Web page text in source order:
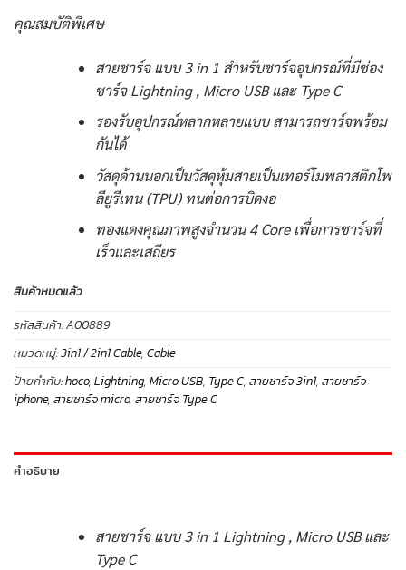
คุณสมบัติพิเศษ
สายชาร์จ แบบ 3 in 1 สำหรับชาร์จอุปกรณ์ที่มีช่อง
ชาร์จ Lightning , Micro USB และ Type C
รองรับอุปกรณ์หลากหลายแบบ สามารถชาร์จพร้อม
กันได้
วัสดุด้านนอกเป็นวัสดุหุ้มสายเป็นเทอร์โมพลาสติกโพ
ลียูรีเทน (TPU) ทนต่อการบิดงอ
ทองแดงคุณภาพสูงจำนวน 4 Core เพื่อการชาร์จที่
เร็วและเสถียร
สินค้าหมดแล้ว
รหัสสินค้า:A00889
หมวดหมู่:3in1 / 2in1 Cable, Cable
ป้ายกำกับ:hoco, Lightning, Micro USB, Type C, สายชาร์จ 3in1, สายชาร์จ
iphone, สายชาร์จ micro, สายชาร์จ Type C
คำอธิบาย
สายชาร์จ แบบ 3 in 1 Lightning , Micro USB และ
Type C